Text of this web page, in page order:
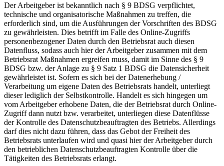
Der Arbeitgeber ist bekanntlich nach § 9 BDSG verpflichtet,
technische und organisatorische Maßnahmen zu treffen, die
erforderlich sind, um die Ausführungen der Vorschriften des BDSG
zu gewährleisten. Dies betrifft im Falle des Online-Zugriffs
personenbezogener Daten durch den Betriebsrat auch diesen
Datenfluss, sodass auch hier der Arbeitgeber zusammen mit dem
Betriebsrat Maßnahmen ergreifen muss, damit im Sinne des § 9
BDSG bzw. der Anlage zu § 9 Satz 1 BDSG die Datensicherheit
gewährleistet ist. Sofern es sich bei der Datenerhebung /
Verarbeitung um eigene Daten des Betriebsrats handelt, unterliegt
dieser lediglich der Selbstkontrolle. Handelt es sich hingegen um
vom Arbeitgeber erhobene Daten, die der Betriebsrat durch Online-
Zugriff dann nutzt bzw. verarbeitet, unterliegen diese Datenflüsse
der Kontrolle des Datenschutzbeauftragten des Betriebs. Allerdings
darf dies nicht dazu führen, dass das Gebot der Freiheit des
Betriebsrats unterlaufen wird und quasi hier der Arbeitgeber durch
den betrieblichen Datenschutzbeauftragten Kontrolle über die
Tätigkeiten des Betriebsrats erlangt.